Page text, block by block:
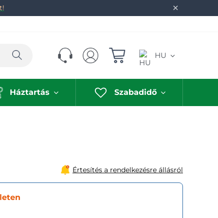
✕
Keresés HU
Háztartás Szabadidő
Értesítés a rendelkezésre állásról